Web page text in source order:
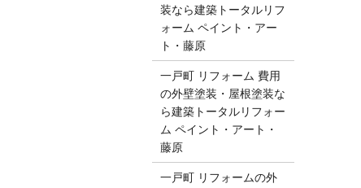
装なら建築トータルリフ
ォーム ペイント・アー
ト・藤原
一戸町 リフォーム 費用
の外壁塗装・屋根塗装な
ら建築トータルリフォー
ム ペイント・アート・
藤原
一戸町 リフォームの外